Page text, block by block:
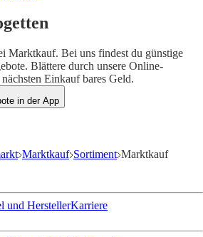
Marktkauf. Bei uns findest du günstige
Blättere durch unsere Online-
Einkauf bares Geld.
in der App
Marktkauf Sortiment Marktkauf
und HerstellerKarriere